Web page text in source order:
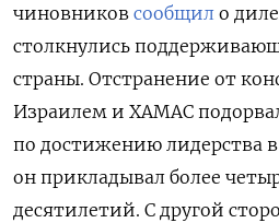
чиновников сообщил о
столкнулись
страны. Отстранение от
Израилем и ХАМАС
по достижению лидерства в
он прикладывал более
десятилетий. С другой